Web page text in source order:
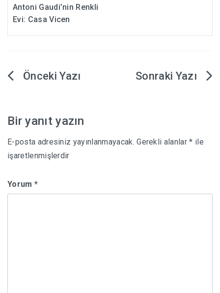
Antoni Gaudi’nin Renkli
Evi: Casa Vicen
Yazı
Bir yanıt yazın
E-posta adresiniz yayınlanmayacak. Gerekli alanlar* ile
işaretlenmişlerdir
Yorum *